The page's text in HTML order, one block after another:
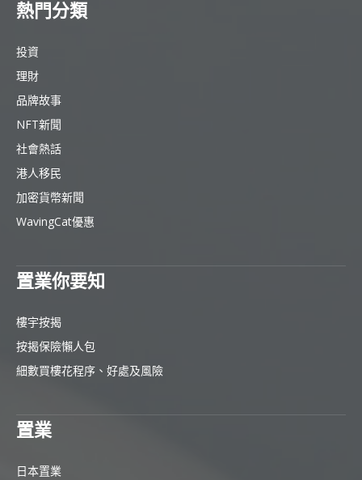
熱門分類
投資
理財
品牌故事
NFT新聞
社會熱話
港人移民
加密貨幣新聞
WavingCat優惠
置業你要知
樓宇按揭
按揭保險懶人包
細數買樓花程序、好處及風險
置業
日本置業